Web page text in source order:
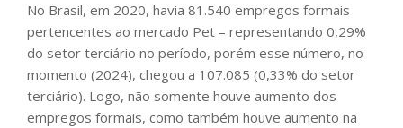
No Brasil, em 2020, havia 81.540 empregos formais
pertencentes ao mercado Pet – representando 0,29%
do setor terciário no período, porém esse número, no
momento (2024), chegou a 107.085 (0,33% do setor
terciário). Logo, não somente houve aumento dos
empregos formais, como também houve aumento na